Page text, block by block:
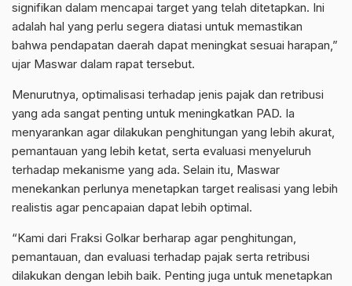
signifikan dalam mencapai target yang telah ditetapkan. Ini
adalah hal yang perlu segera diatasi untuk memastikan
bahwa pendapatan daerah dapat meningkat sesuai harapan,”
ujar Maswar dalam rapat tersebut.
Menurutnya, optimalisasi terhadap jenis pajak dan retribusi
yang ada sangat penting untuk meningkatkan PAD. Ia
menyarankan agar dilakukan penghitungan yang lebih akurat,
pemantauan yang lebih ketat, serta evaluasi menyeluruh
terhadap mekanisme yang ada. Selain itu, Maswar
menekankan perlunya menetapkan target realisasi yang lebih
realistis agar pencapaian dapat lebih optimal.
“Kami dari Fraksi Golkar berharap agar penghitungan,
pemantauan, dan evaluasi terhadap pajak serta retribusi
dilakukan dengan lebih baik. Penting juga untuk menetapkan